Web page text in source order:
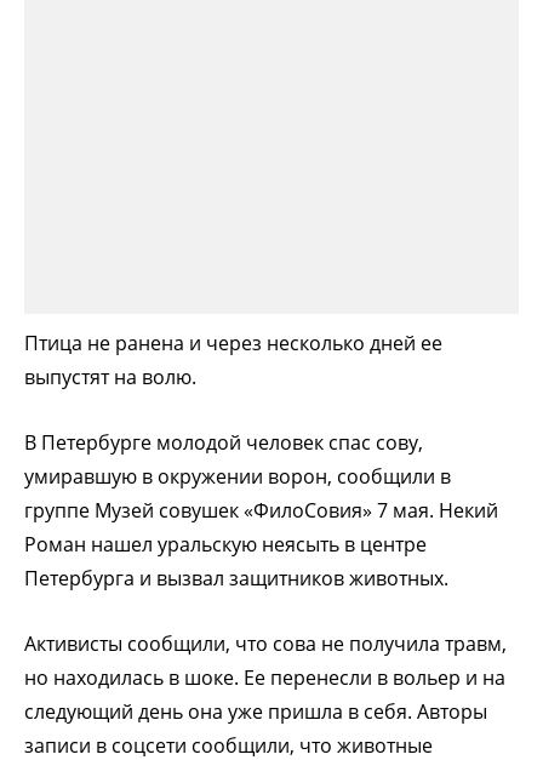
Птица не ранена и через несколько дней ее
выпустят на волю.
В Петербурге молодой человек спас сову,
умиравшую в окружении ворон, сообщили в
группе Музей совушек «ФилоСовия» 7 мая. Некий
Роман нашел уральскую неясыть в центре
Петербурга и вызвал защитников животных.
Активисты сообщили, что сова не получила травм,
но находилась в шоке. Ее перенесли в вольер и на
следующий день она уже пришла в себя. Авторы
записи в соцсети сообщили, что животные